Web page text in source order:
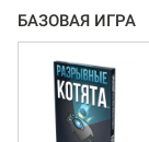
БАЗОВАЯ ИГРА